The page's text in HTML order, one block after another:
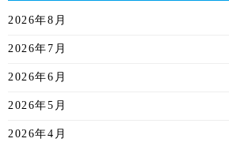
2026年8月
2026年7月
2026年6月
2026年5月
2026年4月